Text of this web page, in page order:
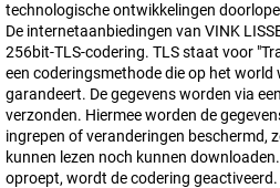
technologische ontwikkelingen
De internetaanbiedingen van VINK
256bit-TLS-codering. TLS staat voor
een coderingsmethode die op het world
garandeert. De gegevens worden via
verzonden. Hiermee worden de
ingrepen of veranderingen beschermd,
kunnen lezen noch kunnen
oproept, wordt de codering